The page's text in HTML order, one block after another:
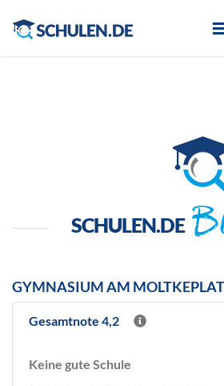
SCHULEN.DE
GYMNASIUM AM
Gesamtnote 4,2
Keine gute Schule